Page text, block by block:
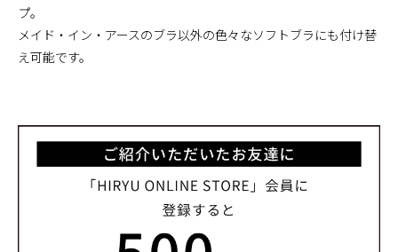
プ。
メイド・イン・アースのブラ以外の色々なソフトブラにも付け替
え可能です。